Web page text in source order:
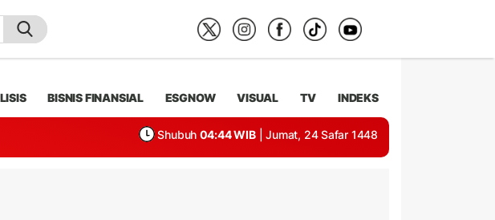
BISNIS FINANSIAL ESGNOW VISUAL TV INDEKS
Shubuh 04:44 WIB | Jumat, 24 Safar 1448